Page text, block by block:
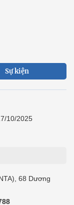
Sự kiện
10/2025
68 Dương